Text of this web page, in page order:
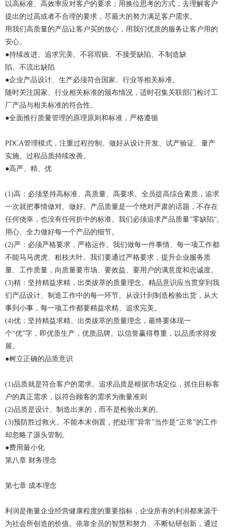
以高标准、高效率应对客户的要求；用换位思考的方式，去理解客户
提出的过高或者不合理的要求，尽最大的努力满足客户需求。
用我们高质量的产品让客户买的放心，用我们优质的服务让客户用的
安心。
●持续改进、追求完美、不容瑕疵、不接受缺陷、不制造缺
陷、不流出缺陷
●企业产品设计、生产必须符合国家、行业等相关标准。
随时关注国家、行业相关标准的颁布情况，适时召集关联部门检讨工
厂产品与相关标准的符合性。
●全面推行质量管理的原理原则和标准，严格遵循
PDCA管理模式，注重过程控制。做好从设计开发、试产验证、量产
实施、过程品质持续改善。
●高严、精、优
(1)高：必须坚持高标准、高质量、高要求。全员提高综合素质，追求
一次就把事情做对、做好。产品质量是一个绝对严肃的话题，不存在
任何侥幸，也没有任何折中的标准。我们必须追求产品质量"零缺陷",
用心、全力做好每一个产品的细节。
(2)严：必须严格要求，严格运作。我们做每一件事情、每一项工作都
不能马马虎虎、粗枝大叶。我们要通过严格要求，提升企业服务质
量、工作质量，向质量要市场、要效益、要用户的满意度和忠诚度。
(3)精：坚持精益求精，出类拔萃的质量理念。精品意识应当贯穿到我
们产品设计、制造工作中的每一环节。从设计到制造检验出货，从大
事到小事，每一项工作都要精益求精、追求完美。
(4)优：坚持精益求精、出类拔萃的质量理念，最终要体现一
个“优”字，即优质生产，优质品牌。以信誉赢得尊重，以品质求得发
展。
●树立正确的品质意识
(1)品质就是符合客户的需求。追求品质是根据市场定位，抓住目标客
户的真正需求，以符合顾客的需求为衡量准则
(2)品质是设计、制造出来的，而不是检验出来的。
(3)预防胜过救火。不能本末倒置，把处理”异常”当作是“正常”的工作
却忽略了源头管制。
●费用最小化
第八章 财务理念
第七章 成本理念
利润是衡量企业经营健康程度的重要指标，企业所有的利润都来源于
为社会所创造的价值。依靠全员的智慧和努力、不断钻研创新，通过